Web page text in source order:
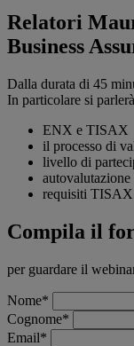
Relatori
Business
Dalla durata di 45
In particolare si
ENX e TISAX
il processo di
livello di
requisiti TISAX
Compila il
per guardare il
Nome*
Cognome*
Email*